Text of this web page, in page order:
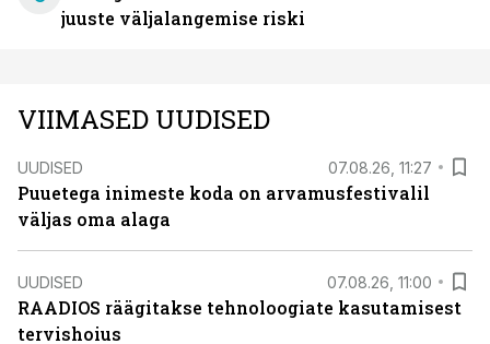
juuste väljalangemise riski
VIIMASED UUDISED
UUDISED 07.08.26, 11:27
Puuetega inimeste koda on arvamusfestivalil
väljas oma alaga
UUDISED 07.08.26, 11:00
RAADIOS räägitakse tehnoloogiate kasutamisest
tervishoius